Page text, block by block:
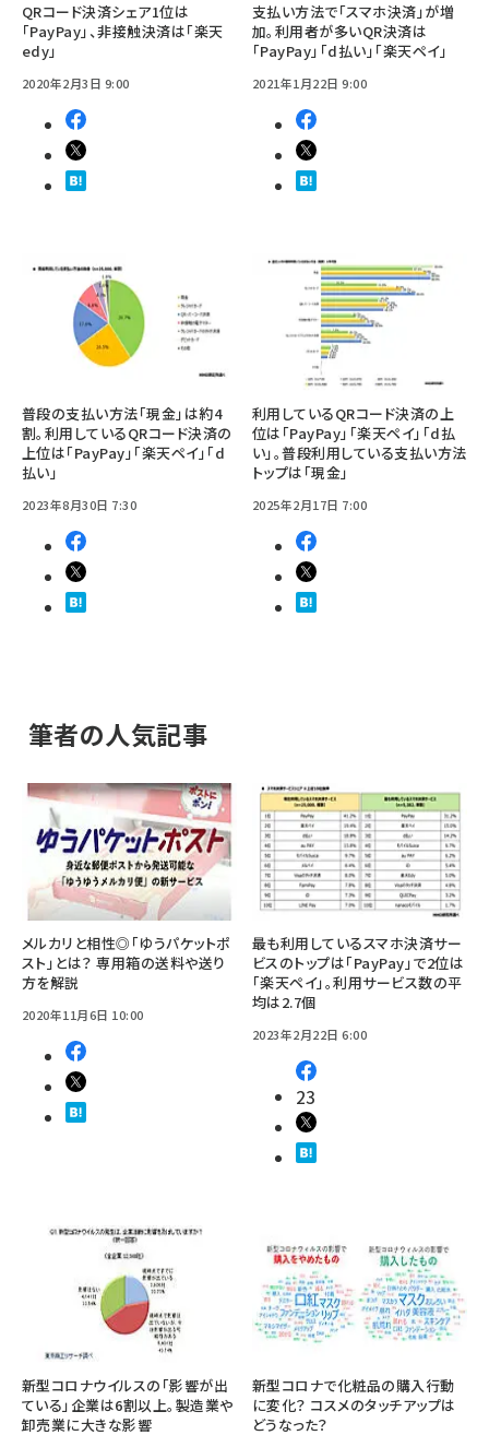
QRコード決済シェア1位は
「PayPay」、非接触決済は「楽天
edy」
2020年2月3日 9:00
支払い方法で「スマホ決済」が増
加。利用者が多いQR決済は
「PayPay」「d払い」「楽天ペイ」
2021年1月22日 9:00
普段の支払い方法「現金」は約4
割。利用しているQRコード決済の
上位は「PayPay」「楽天ペイ」「d
払い」
2023年8月30日 7:30
利用しているQRコード決済の上
位は「PayPay」「楽天ペイ」「d払
い」。普段利用している支払い方法
トップは「現金」
2025年2月17日 7:00
筆者の人気記事
メルカリと相性◎「ゆうパケットポ
スト」とは？ 専用箱の送料や送り
方を解説
2020年11月6日 10:00
最も利用しているスマホ決済サー
ビスのトップは「PayPay」で2位は
「楽天ペイ」。利用サービス数の平
均は2.7個
2023年2月22日 6:00
23
新型コロナウイルスの「影響が出
ている」企業は6割以上。製造業や
卸売業に大きな影響
新型コロナで化粧品の購入行動
に変化？ コスメのタッチアップは
どうなった？